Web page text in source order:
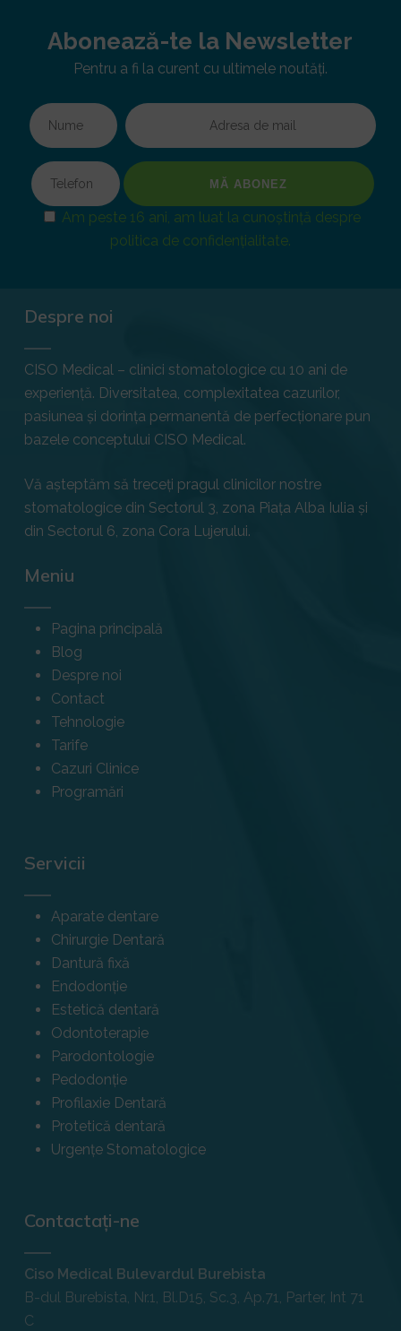
Abonează-te la Newsletter
Pentru a fi la curent cu ultimele noutăți.
Am peste 16 ani, am luat la cunoștință despre
politica de confidențialitate.
Despre noi
CISO Medical – clinici stomatologice cu 10 ani de
experiență. Diversitatea, complexitatea cazurilor,
pasiunea și dorința permanentă de perfecționare pun
bazele conceptului CISO Medical.
Vă așteptăm să treceți pragul clinicilor nostre
stomatologice din Sectorul 3, zona Piața Alba Iulia și
din Sectorul 6, zona Cora Lujerului.
Meniu
Pagina principală
Blog
Despre noi
Contact
Tehnologie
Tarife
Cazuri Clinice
Programări
Servicii
Aparate dentare
Chirurgie Dentară
Dantură fixă
Endodonție
Estetică dentară
Odontoterapie
Parodontologie
Pedodonție
Profilaxie Dentară
Protetică dentară
Urgențe Stomatologice
Contactați-ne
Ciso Medical Bulevardul Burebista
B-dul Burebista, Nr.1, Bl.D15, Sc.3, Ap.71, Parter, Int 71
C